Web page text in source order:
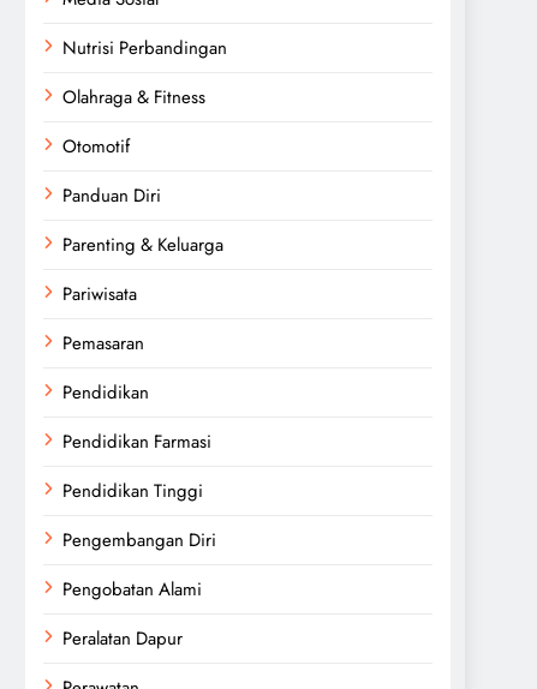
Nutrisi Perbandingan
Olahraga & Fitness
Otomotif
Panduan Diri
Parenting & Keluarga
Pariwisata
Pemasaran
Pendidikan
Pendidikan Farmasi
Pendidikan Tinggi
Pengembangan Diri
Pengobatan Alami
Peralatan Dapur